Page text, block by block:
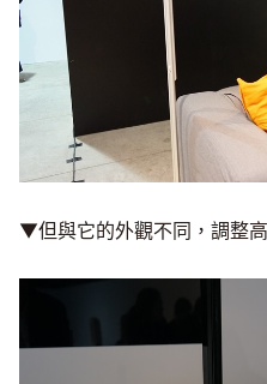
▼但與它的外觀不同，調整